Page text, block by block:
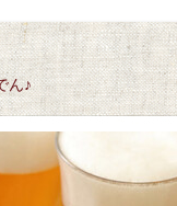
ん♪